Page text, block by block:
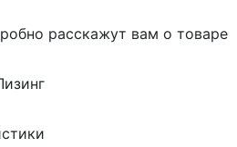
расскажут вам о товаре